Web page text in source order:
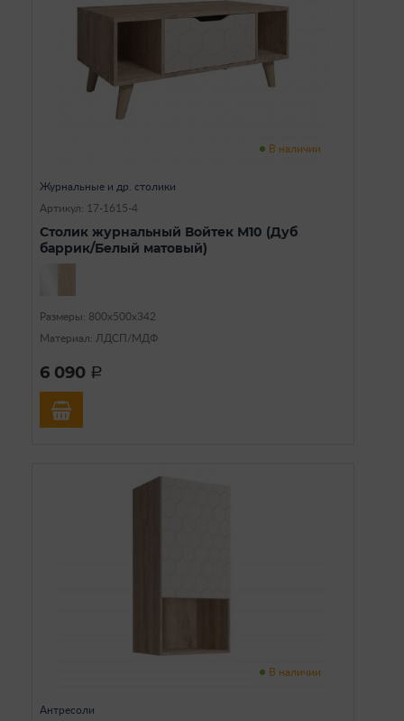
В наличии
Журнальные и др. столики
Артикул: 17-1615-4
Столик журнальный Войтек М10 (Дуб
баррик/Белый матовый)
Размеры: 800х500х342
Материал: ЛДСП/МДФ
6 090 a
В наличии
Антресоли